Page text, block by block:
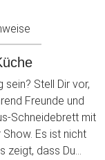
Stell Dir vor,
Freunde und
Schneidebrett mit
Es ist nicht
zeigt, dass Du